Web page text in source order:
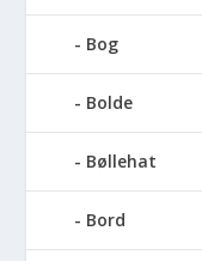
Bog
Bolde
Bøllehat
Bord